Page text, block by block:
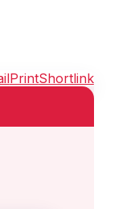
PrintShortlink